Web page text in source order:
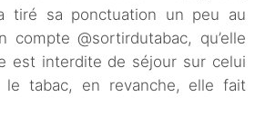
tiré sa ponctuation un peu au
compte @sortirdutabac, qu’elle
est interdite de séjour sur celui
le tabac, en revanche, elle fait